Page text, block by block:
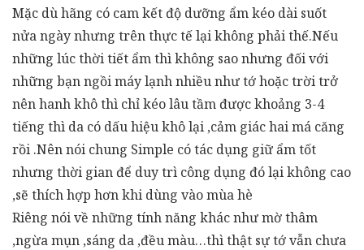
Mặc dù hãng có cam kết độ dưỡng ẩm kéo dài suốt
nửa ngày nhưng trên thực tế lại không phải thế.Nếu
những lúc thời tiết ẩm thì không sao nhưng đối với
những bạn ngồi máy lạnh nhiều như tớ hoặc trời trở
nên hanh khô thì chỉ kéo lâu tầm được khoảng 3-4
tiếng thì da có dấu hiệu khô lại ,cảm giác hai má căng
rồi .Nên nói chung Simple có tác dụng giữ ẩm tốt
nhưng thời gian để duy trì công dụng đó lại không cao
,sẽ thích hợp hơn khi dùng vào mùa hè
Riêng nói về những tính năng khác như mờ thâm
,ngừa mụn ,sáng da ,đều màu…thì thật sự tớ vẫn chưa